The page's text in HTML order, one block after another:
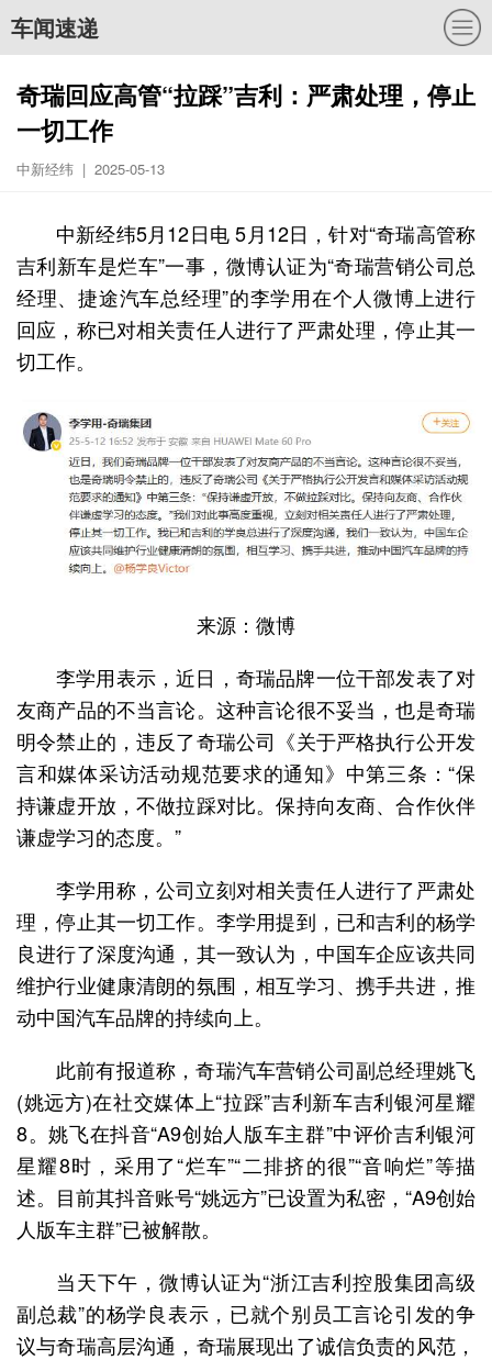
车闻速递
奇瑞回应高管“拉踩”吉利：严肃处理，停止
一切工作
中新经纬 | 2025-05-13
中新经纬5月12日电 5月12日，针对“奇瑞高管称
吉利新车是烂车”一事，微博认证为“奇瑞营销公司总
经理、捷途汽车总经理”的李学用在个人微博上进行
回应，称已对相关责任人进行了严肃处理，停止其一
切工作。
来源：微博
李学用表示，近日，奇瑞品牌一位干部发表了对
友商产品的不当言论。这种言论很不妥当，也是奇瑞
明令禁止的，违反了奇瑞公司《关于严格执行公开发
言和媒体采访活动规范要求的通知》中第三条：“保
持谦虚开放，不做拉踩对比。保持向友商、合作伙伴
谦虚学习的态度。”
李学用称，公司立刻对相关责任人进行了严肃处
理，停止其一切工作。李学用提到，已和吉利的杨学
良进行了深度沟通，其一致认为，中国车企应该共同
维护行业健康清朗的氛围，相互学习、携手共进，推
动中国汽车品牌的持续向上。
此前有报道称，奇瑞汽车营销公司副总经理姚飞
(姚远方)在社交媒体上“拉踩”吉利新车吉利银河星耀
8。姚飞在抖音“A9创始人版车主群”中评价吉利银河
星耀8时，采用了“烂车”“二排挤的很”“音响烂”等描
述。目前其抖音账号“姚远方”已设置为私密，“A9创始
人版车主群”已被解散。
当天下午，微博认证为“浙江吉利控股集团高级
副总裁”的杨学良表示，已就个别员工言论引发的争
议与奇瑞高层沟通，奇瑞展现出了诚信负责的风范，